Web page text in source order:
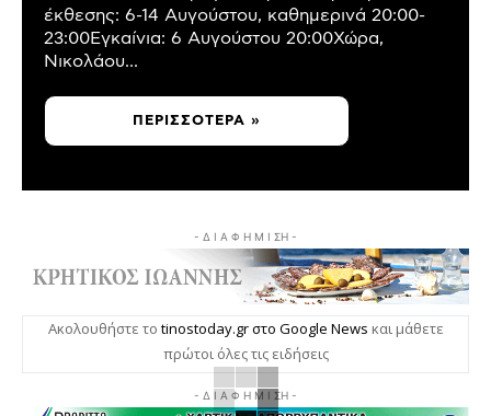
έκθεσης: 6-14 Αυγούστου, καθημερινά 20:00-
23:00Εγκαίνια: 6 Αυγούστου 20:00Χώρα,
Νικολάου...
ΠΕΡΙΣΣΌΤΕΡΑ »
- Δ Ι Α Φ Η Μ Ι ΣΗ -
Ακολουθήστε το tinostoday.gr στο Google News και μάθετε
πρώτοι όλες τις ειδήσεις
- Δ Ι Α Φ Η Μ Ι ΣΗ -